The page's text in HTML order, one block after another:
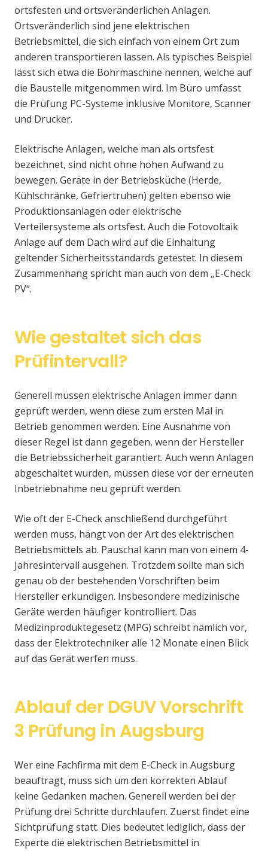
ortsfesten und ortsveränderlichen Anlagen.
Ortsveränderlich sind jene elektrischen
Betriebsmittel, die sich einfach von einem Ort zum
anderen transportieren lassen. Als typisches Beispiel
lässt sich etwa die Bohrmaschine nennen, welche auf
die Baustelle mitgenommen wird. Im Büro umfasst
die Prüfung PC-Systeme inklusive Monitore, Scanner
und Drucker.
Elektrische Anlagen, welche man als ortsfest
bezeichnet, sind nicht ohne hohen Aufwand zu
bewegen. Geräte in der Betriebsküche (Herde,
Kühlschränke, Gefriertruhen) gelten ebenso wie
Produktionsanlagen oder elektrische
Verteilersysteme als ortsfest. Auch die Fotovoltaik
Anlage auf dem Dach wird auf die Einhaltung
geltender Sicherheitsstandards getestet. In diesem
Zusammenhang spricht man auch von dem „E-Check
PV“.
Wie gestaltet sich das
Prüfintervall?
Generell müssen elektrische Anlagen immer dann
geprüft werden, wenn diese zum ersten Mal in
Betrieb genommen werden. Eine Ausnahme von
dieser Regel ist dann gegeben, wenn der Hersteller
die Betriebssicherheit garantiert. Auch wenn Anlagen
abgeschaltet wurden, müssen diese vor der erneuten
Inbetriebnahme neu geprüft werden.
Wie oft der E-Check anschließend durchgeführt
werden muss, hängt von der Art des elektrischen
Betriebsmittels ab. Pauschal kann man von einem 4-
Jahresintervall ausgehen. Trotzdem sollte man sich
genau ob der bestehenden Vorschriften beim
Hersteller erkundigen. Insbesondere medizinische
Geräte werden häufiger kontrolliert. Das
Medizinproduktegesetz (MPG) schreibt nämlich vor,
dass der Elektrotechniker alle 12 Monate einen Blick
auf das Gerät werfen muss.
Ablauf der DGUV Vorschrift
3 Prüfung in Augsburg
Wer eine Fachfirma mit dem E-Check in Augsburg
beauftragt, muss sich um den korrekten Ablauf
keine Gedanken machen. Generell werden bei der
Prüfung drei Schritte durchlaufen. Zuerst findet eine
Sichtprüfung statt. Dies bedeutet lediglich, dass der
Experte die elektrischen Betriebsmittel in